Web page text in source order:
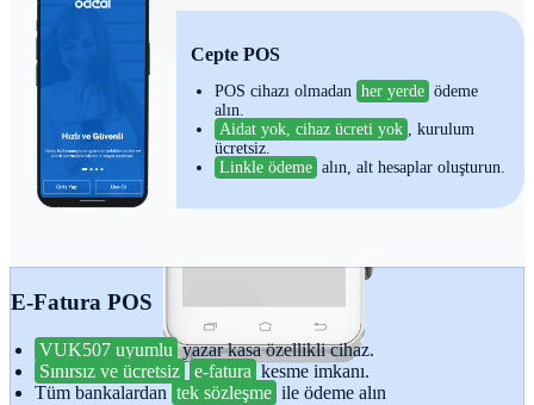
Cepte POS
POS cihazı olmadan her yerde ödeme
alın.
Aidat yok, cihaz ücreti yok
, kurulum
ücretsiz.
Linkle ödeme alın, alt hesaplar oluşturun.
E-Fatura POS
VUK507 uyumlu yazar kasa özellikli cihaz.
Sınırsız ve ücretsiz
e-fatura kesme imkanı.
Tüm bankalardan tek sözleşme ile ödeme alın